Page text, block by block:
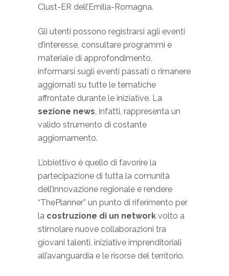
Clust-ER dell’Emilia-Romagna.
Gli utenti possono registrarsi agli eventi
d’interesse, consultare programmi e
materiale di approfondimento,
informarsi sugli eventi passati o rimanere
aggiornati su tutte le tematiche
affrontate durante le iniziative. La
sezione news , infatti, rappresenta un
valido strumento di costante
aggiornamento.
L’obiettivo è quello di favorire la
partecipazione di tutta la comunità
dell’innovazione regionale e rendere
“ThePlanner” un punto di riferimento per
la costruzione di un network volto a
stimolare nuove collaborazioni tra
giovani talenti, iniziative imprenditoriali
all’avanguardia e le risorse del territorio.